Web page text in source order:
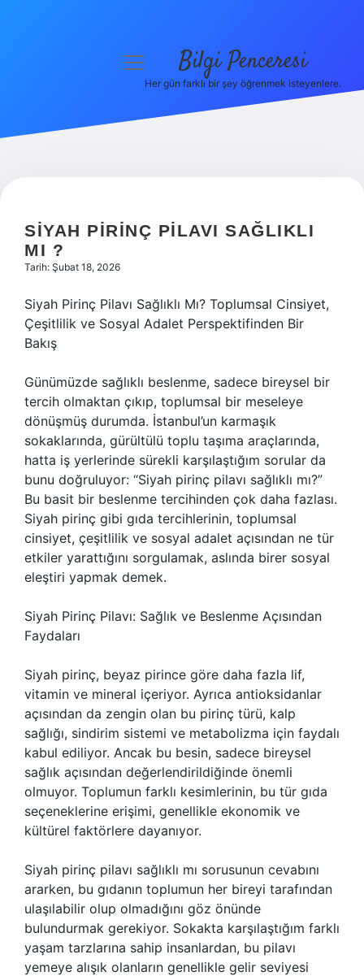
Hakkımızda
menüyü
Bilgi Penceresi
Her gün farklı bir şey öğrenmek isteyenlere.
SIYAH PIRINÇ PILAVI SAĞLIKLI
MI ?
Tarih: Şubat 18, 2026
Siyah Pirinç Pilavı Sağlıklı Mı? Toplumsal Cinsiyet,
Çeşitlilik ve Sosyal Adalet Perspektifinden Bir
Bakış
Günümüzde sağlıklı beslenme, sadece bireysel bir
tercih olmaktan çıkıp, toplumsal bir meseleye
dönüşmüş durumda. İstanbul’un karmaşık
sokaklarında, gürültülü toplu taşıma araçlarında,
hatta iş yerlerinde sürekli karşılaştığım sorular da
bunu doğruluyor: “Siyah pirinç pilavı sağlıklı mı?”
Bu basit bir beslenme tercihinden çok daha fazlası.
Siyah pirinç gibi gıda tercihlerinin, toplumsal
cinsiyet, çeşitlilik ve sosyal adalet açısından ne tür
etkiler yarattığını sorgulamak, aslında birer sosyal
eleştiri yapmak demek.
Siyah Pirinç Pilavı: Sağlık ve Beslenme Açısından
Faydaları
Siyah pirinç, beyaz pirince göre daha fazla lif,
vitamin ve mineral içeriyor. Ayrıca antioksidanlar
açısından da zengin olan bu pirinç türü, kalp
sağlığı, sindirim sistemi ve metabolizma için faydalı
kabul ediliyor. Ancak bu besin, sadece bireysel
sağlık açısından değerlendirildiğinde önemli
olmuyor. Toplumun farklı kesimlerinin, bu tür gıda
seçeneklerine erişimi, genellikle ekonomik ve
kültürel faktörlere dayanıyor.
Siyah pirinç pilavı sağlıklı mı sorusunun cevabını
ararken, bu gıdanın toplumun her bireyi tarafından
ulaşılabilir olup olmadığını göz önünde
bulundurmak gerekiyor. Sokakta karşılaştığım farklı
yaşam tarzlarına sahip insanlardan, bu pilavı
yemeye alışık olanların genellikle gelir seviyesi